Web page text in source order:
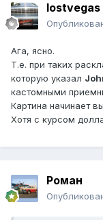
lostvegas
Ага, ясно.
Т.е. при таких
которую указал
кастомными
Картина начинает
Хотя с курсом
Роман